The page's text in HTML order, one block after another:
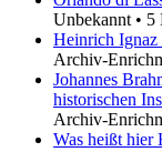
Unbekannt • 5
Heinrich Ignaz
Archiv-
Johannes
historischen
Archiv-
Was heißt hier